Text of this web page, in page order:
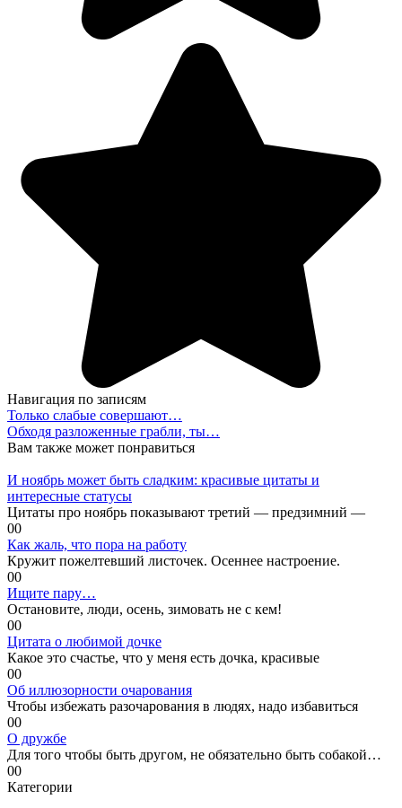
Навигация по записям
Только слабые совершают…
Обходя разложенные грабли, ты…
Вам также может понравиться
И ноябрь может быть сладким: красивые цитаты и
интересные статусы
Цитаты про ноябрь показывают третий — предзимний —
00
Как жаль, что пора на работу
Кружит пожелтевший листочек. Осеннее настроение.
00
Ищите пару…
Остановите, люди, осень, зимовать не с кем!
00
Цитата о любимой дочке
Какое это счастье, что у меня есть дочка, красивые
00
Об иллюзорности очарования
Чтобы избежать разочарования в людях, надо избавиться
00
О дружбе
Для того чтобы быть другом, не обязательно быть собакой…
00
Категории